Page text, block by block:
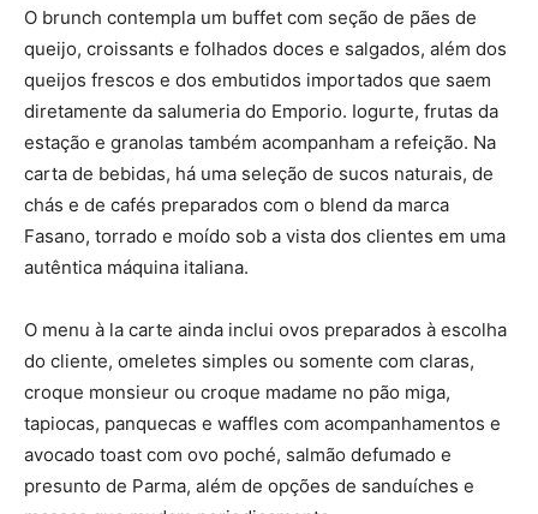
O brunch contempla um buffet com seção de pães de
queijo, croissants e folhados doces e salgados, além dos
queijos frescos e dos embutidos importados que saem
diretamente da salumeria do Emporio. Iogurte, frutas da
estação e granolas também acompanham a refeição. Na
carta de bebidas, há uma seleção de sucos naturais, de
chás e de cafés preparados com o blend da marca
Fasano, torrado e moído sob a vista dos clientes em uma
autêntica máquina italiana.
O menu à la carte ainda inclui ovos preparados à escolha
do cliente, omeletes simples ou somente com claras,
croque monsieur ou croque madame no pão miga,
tapiocas, panquecas e waffles com acompanhamentos e
avocado toast com ovo poché, salmão defumado e
presunto de Parma, além de opções de sanduíches e